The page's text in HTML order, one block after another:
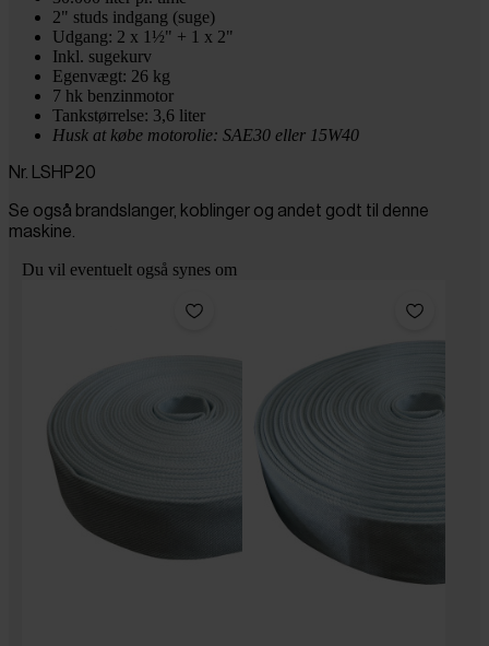
2" studs indgang (suge)
Udgang: 2 x 1½" + 1 x 2"
Inkl. sugekurv
Egenvægt: 26 kg
7 hk benzinmotor
Tankstørrelse: 3,6 liter
Husk at købe motorolie: SAE30 eller 15W40
Nr. LSHP20
Se også brandslanger, koblinger og andet godt til denne
maskine.
Du vil eventuelt også synes om